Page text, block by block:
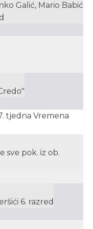
Galić, Mario Babić
tjedna Vremena
sve pok. iz ob.
6. razred